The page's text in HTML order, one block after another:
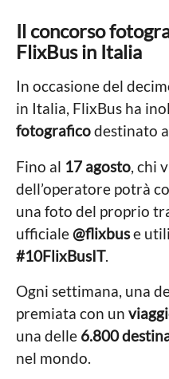
Il concorso
FlixBus in Italia
In occasione del
in Italia, FlixBus ha
fotograficodestinato
Fino al 17 agosto, chi
dell’operatore potrà
una foto del proprio
ufficiale@flixbuse
#10FlixBusIT.
Ogni settimana, una
premiata con un
una delle 6.800
nel mondo.